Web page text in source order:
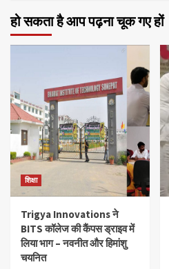
हो सकता है आप पढ़ना चूक गए हों
शिक्षा
Trigya Innovations ने
BITS कॉलेज की कैंपस ड्राइव में
लिया भाग – नवनीत और हिमांशु
चयनित